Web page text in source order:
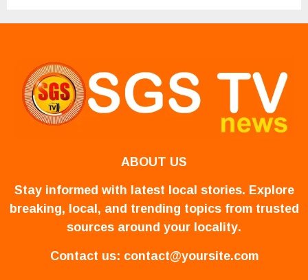
ABOUT US
Stay informed with latest local stories. Explore
breaking, local, and trending topics from trusted
sources around your locality.
Contact us: contact@yoursite.com